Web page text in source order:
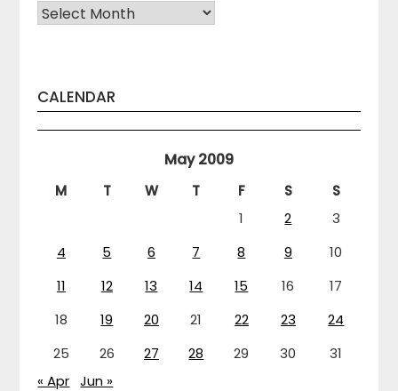
Arhiva
CALENDAR
May 2009
M T W T F S
S
1
2
3
4
5 6 7 8 9
10
11
12 13 14 15 16
17
18
19 20 21 22 23
24
25
26 27 28 29 30
31
« Apr Jun »